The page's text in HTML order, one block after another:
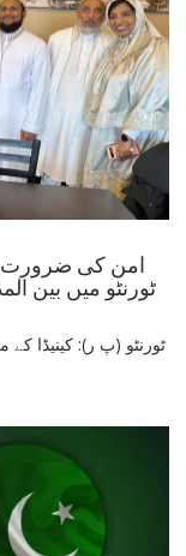
امن کی ضرورت
ٹورنٹو میں بین
ٹورنٹو (پ ر): کینیڈا